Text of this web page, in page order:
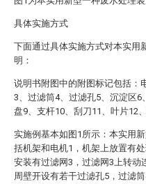
具体实施方式
下面通过具体实施方式对本实用
明：
说明书附图中的附图标记包括：
3、过滤筒4、过滤孔5、沉淀区6
盘9、支杆10、刮刀11、叶片12、
实施例基本如图1所示：本实用
括机架和电机1，机架上放置有
安装有过滤网3，过滤网3上转动
周壁开设有若干过滤孔5，过滤